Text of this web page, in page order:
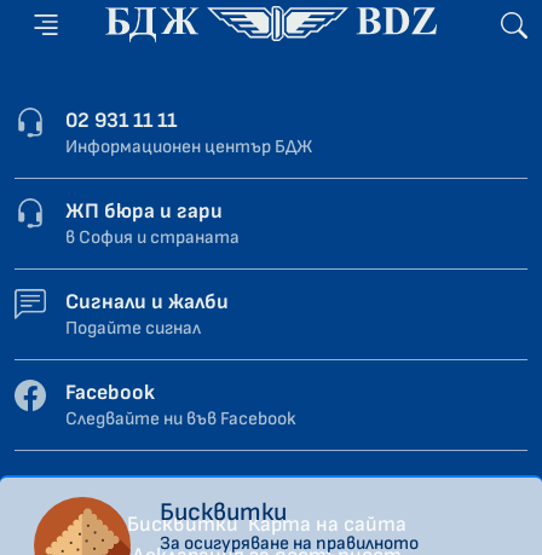
02 931 11 11
Информационен център БДЖ
ЖП бюра и гари
в София и страната
Сигнали и жалби
Подайте сигнал
Facebook
Следвайте ни във Facebook
Бисквитки Карта на сайта
Бисквитки
За осигуряване на правилното